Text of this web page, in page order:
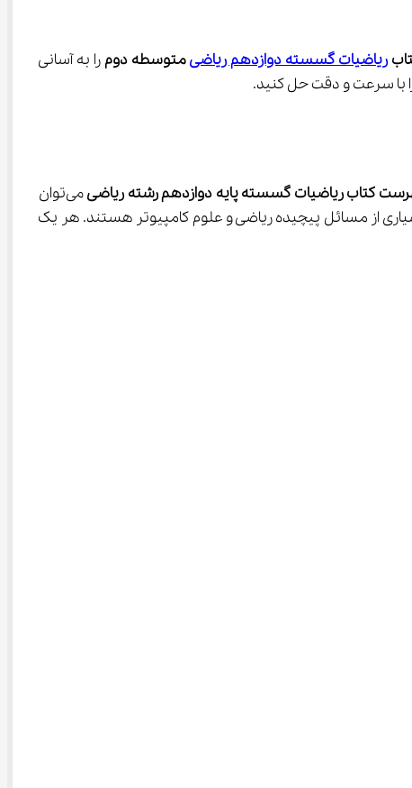
ریاضیات گسسته دوازدهم ریاضی متوسطه دوم را به آسانی
کتاب ریاضیات گسسته پایه دوازدهم رشته ریاضی
می‌توان
گراف‌ها، نظریه مجموعه‌ها، اصول شمارش و بسیاری از موضوعات جذاب دیگر اشاره کرد که پایه‌گذار بسیاری از مسائل پیچیده ریاضی و علوم کامپیوتر هستند. هر یک